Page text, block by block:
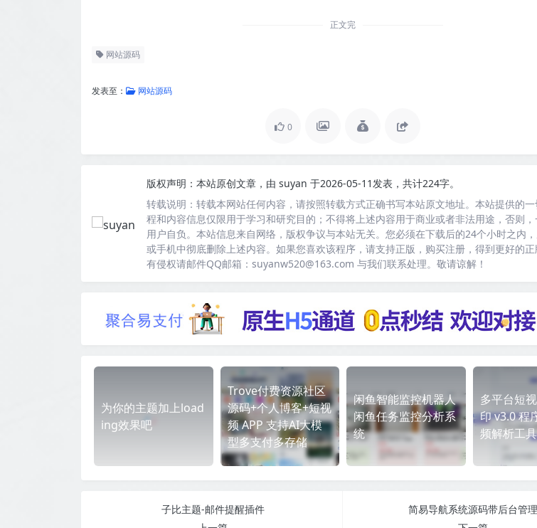
正文完
网站源码
发表至： 网站源码
0
版权声明： 本站原创文章，由 suyan 于2026-05-11发表，共计224字。
转载说明： 转载本网站任何内容，请按照转载方式正确书写本站原文地址。本站提供的
程和内容信息仅限用于学习和研究目的；不得将上述内容用于商业或者非法用途，否则
用户自负。本站信息来自网络，版权争议与本站无关。您必须在下载后的24个小时之内
或手机中彻底删除上述内容。如果您喜欢该程序，请支持正版，购买注册，得到更好的
有侵权请邮件QQ邮箱：suyanw520@163.com 与我们联系处理。敬请谅解！
为你的主题加上load
ing效果吧
Trove付费资源社区
源码+个人博客+短视
频 APP 支持AI大模
型多支付多存储
闲鱼智能监控机器人
闲鱼任务监控分析系
统
多平台短
印 v3.0 程
频解析工具
子比主题-邮件提醒插件
简易导航系统源码带后台管理